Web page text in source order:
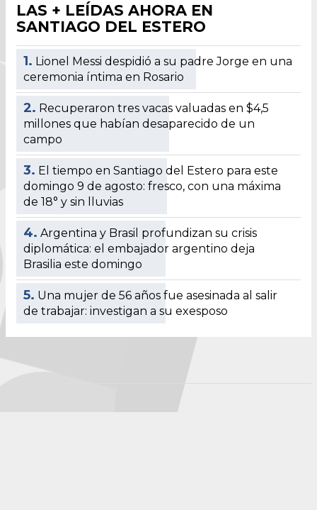
LAS + LEÍDAS AHORA EN
SANTIAGO DEL ESTERO
1. Lionel Messi despidió a su padre Jorge en una
ceremonia íntima en Rosario
2. Recuperaron tres vacas valuadas en $4,5
millones que habían desaparecido de un
campo
3. El tiempo en Santiago del Estero para este
domingo 9 de agosto: fresco, con una máxima
de 18° y sin lluvias
4. Argentina y Brasil profundizan su crisis
diplomática: el embajador argentino deja
Brasilia este domingo
5. Una mujer de 56 años fue asesinada al salir
de trabajar: investigan a su exesposo